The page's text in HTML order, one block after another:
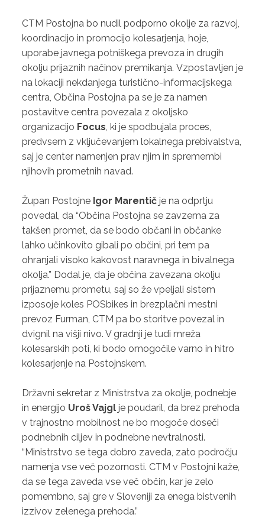
CTM Postojna bo nudil podporno okolje za razvoj,
koordinacijo in promocijo kolesarjenja, hoje,
uporabe javnega potniškega prevoza in drugih
okolju prijaznih načinov premikanja. Vzpostavljen je
na lokaciji nekdanjega turistično-informacijskega
centra, Občina Postojna pa se je za namen
postavitve centra povezala z okoljsko
organizacijo Focus, ki je spodbujala proces,
predvsem z vključevanjem lokalnega prebivalstva,
saj je center namenjen prav njim in spremembi
njihovih prometnih navad.
Župan Postojne Igor Marentičje na odprtju
povedal, da “Občina Postojna se zavzema za
takšen promet, da se bodo občani in občanke
lahko učinkovito gibali po občini, pri tem pa
ohranjali visoko kakovost naravnega in bivalnega
okolja.” Dodal je, da je občina zavezana okolju
prijaznemu prometu, saj so že vpeljali sistem
izposoje koles POSbikes in brezplačni mestni
prevoz Furman, CTM pa bo storitve povezal in
dvignil na višji nivo. V gradnji je tudi mreža
kolesarskih poti, ki bodo omogočile varno in hitro
kolesarjenje na Postojnskem.
Državni sekretar z Ministrstva za okolje, podnebje
in energijo Uroš Vajglje poudaril, da brez prehoda
v trajnostno mobilnost ne bo mogoče doseči
podnebnih ciljev in podnebne nevtralnosti.
“Ministrstvo se tega dobro zaveda, zato področju
namenja vse več pozornosti. CTM v Postojni kaže,
da se tega zaveda vse več občin, kar je zelo
pomembno, saj gre v Sloveniji za enega bistvenih
izzivov zelenega prehoda.”